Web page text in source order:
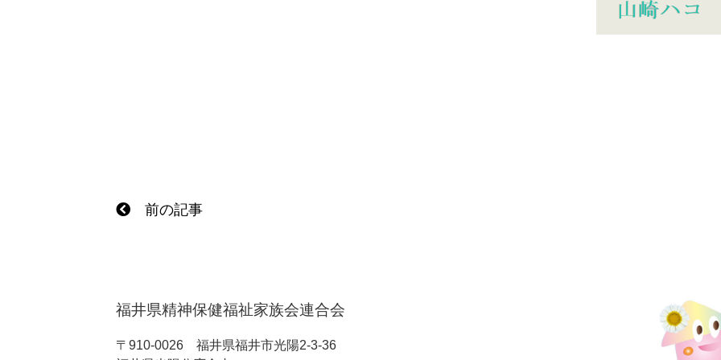
前の記事
福井県精神保健福祉家族会連合会
〒910-0026 福井県福井市光陽2-3-36